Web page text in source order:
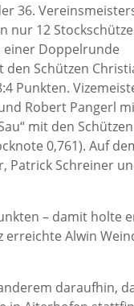
36.
nur 12
einer Doppelrunde
den Schützen
Punkten.
Robert Pangerl
mit den
0,761). Auf
Patrick Schreiner
– damit holte
erreichte Alwin
daraufhin,